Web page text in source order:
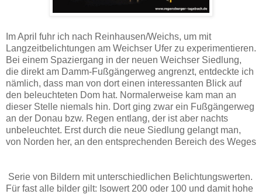
Im April fuhr ich nach Reinhausen/Weichs, um mit
Langzeitbelichtungen am Weichser Ufer zu experimentieren.
Bei einem Spaziergang in der neuen Weichser Siedlung,
die direkt am Damm-Fußgängerweg angrenzt, entdeckte ich
nämlich, dass man von dort einen interessanten Blick auf
den beleuchteten Dom hat. Normalerweise kam man an
dieser Stelle niemals hin. Dort ging zwar ein Fußgängerweg
an der Donau bzw. Regen entlang, der ist aber nachts
unbeleuchtet. Erst durch die neue Siedlung gelangt man,
von Norden her, an den entsprechenden Bereich des Weges
Serie von Bildern mit unterschiedlichen Belichtungswerten.
Für fast alle bilder gilt: Isowert 200 oder 100 und damit hohe